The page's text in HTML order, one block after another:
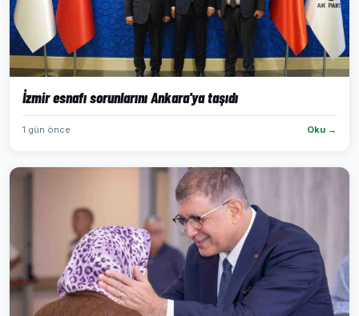
İzmir esnafı sorunlarını Ankara'ya taşıdı
1 gün önce Oku →